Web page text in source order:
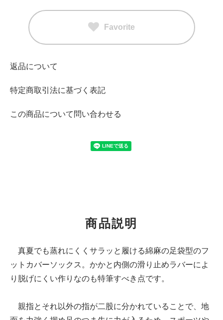
Favorite
返品について
特定商取引法に基づく表記
この商品について問い合わせる
商品説明
真夏でも蒸れにくくサラッと履ける綿麻の足袋型のフ
ットカバーソックス。かかと内側の滑り止めラバーによ
り脱げにくい作りなのも特筆すべき点です。
親指とそれ以外の指が二股に分かれていることで、地